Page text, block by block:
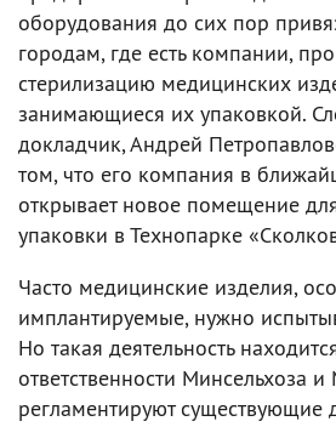
оборудования до сих пор
городам, где есть компании,
стерилизацию медицинских
занимающиеся их упаковкой.
докладчик, Андрей
том, что его компания в
открывает новое помещение
упаковки в Технопарке
Часто медицинские изделия,
имплантируемые, нужно
Но такая деятельность
ответственности Минсельхоза
регламентируют существующие